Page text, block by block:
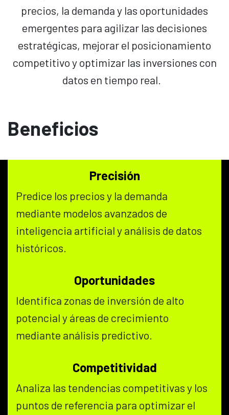
precios, la demanda y las oportunidades
emergentes para agilizar las decisiones
estratégicas, mejorar el posicionamiento
competitivo y optimizar las inversiones con
datos en tiempo real.
Beneficios
Precisión
Predice los precios y la demanda
mediante modelos avanzados de
inteligencia artificial y análisis de datos
históricos.
Oportunidades
Identifica zonas de inversión de alto
potencial y áreas de crecimiento
mediante análisis predictivo.
Competitividad
Analiza las tendencias competitivas y los
puntos de referencia para optimizar el